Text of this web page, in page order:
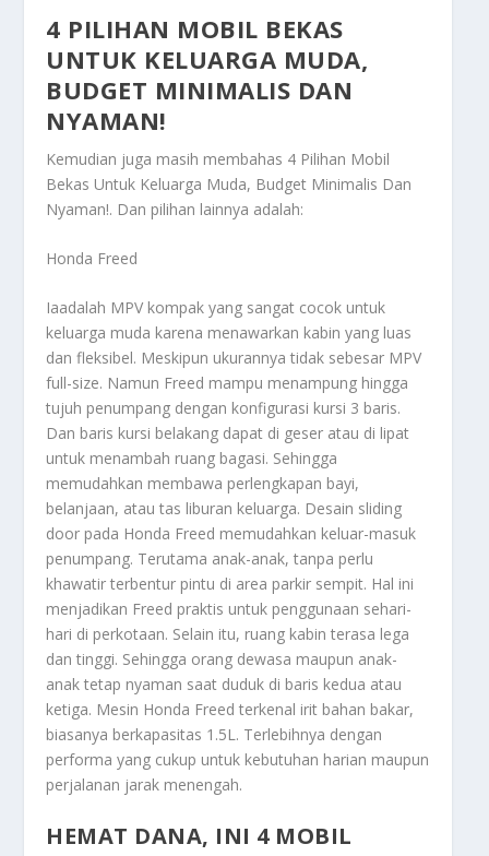
4 PILIHAN MOBIL BEKAS
UNTUK KELUARGA MUDA,
BUDGET MINIMALIS DAN
NYAMAN!
Kemudian juga masih membahas 4 Pilihan Mobil
Bekas Untuk Keluarga Muda, Budget Minimalis Dan
Nyaman!. Dan pilihan lainnya adalah:
Honda Freed
Iaadalah MPV kompak yang sangat cocok untuk
keluarga muda karena menawarkan kabin yang luas
dan fleksibel. Meskipun ukurannya tidak sebesar MPV
full-size. Namun Freed mampu menampung hingga
tujuh penumpang dengan konfigurasi kursi 3 baris.
Dan baris kursi belakang dapat di geser atau di lipat
untuk menambah ruang bagasi. Sehingga
memudahkan membawa perlengkapan bayi,
belanjaan, atau tas liburan keluarga. Desain sliding
door pada Honda Freed memudahkan keluar-masuk
penumpang. Terutama anak-anak, tanpa perlu
khawatir terbentur pintu di area parkir sempit. Hal ini
menjadikan Freed praktis untuk penggunaan sehari-
hari di perkotaan. Selain itu, ruang kabin terasa lega
dan tinggi. Sehingga orang dewasa maupun anak-
anak tetap nyaman saat duduk di baris kedua atau
ketiga. Mesin Honda Freed terkenal irit bahan bakar,
biasanya berkapasitas 1.5L. Terlebihnya dengan
performa yang cukup untuk kebutuhan harian maupun
perjalanan jarak menengah.
HEMAT DANA, INI 4 MOBIL